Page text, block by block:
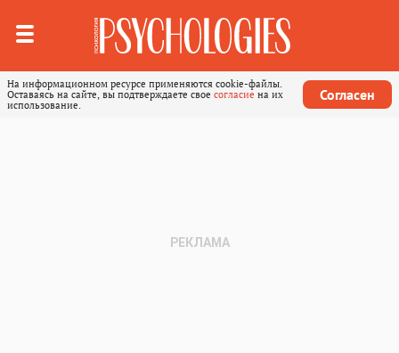
На информационном ресурсе применяются cookie-файлы.
Оставаясь на сайте, вы подтверждаете свое согласие на их
использование.
Согласен